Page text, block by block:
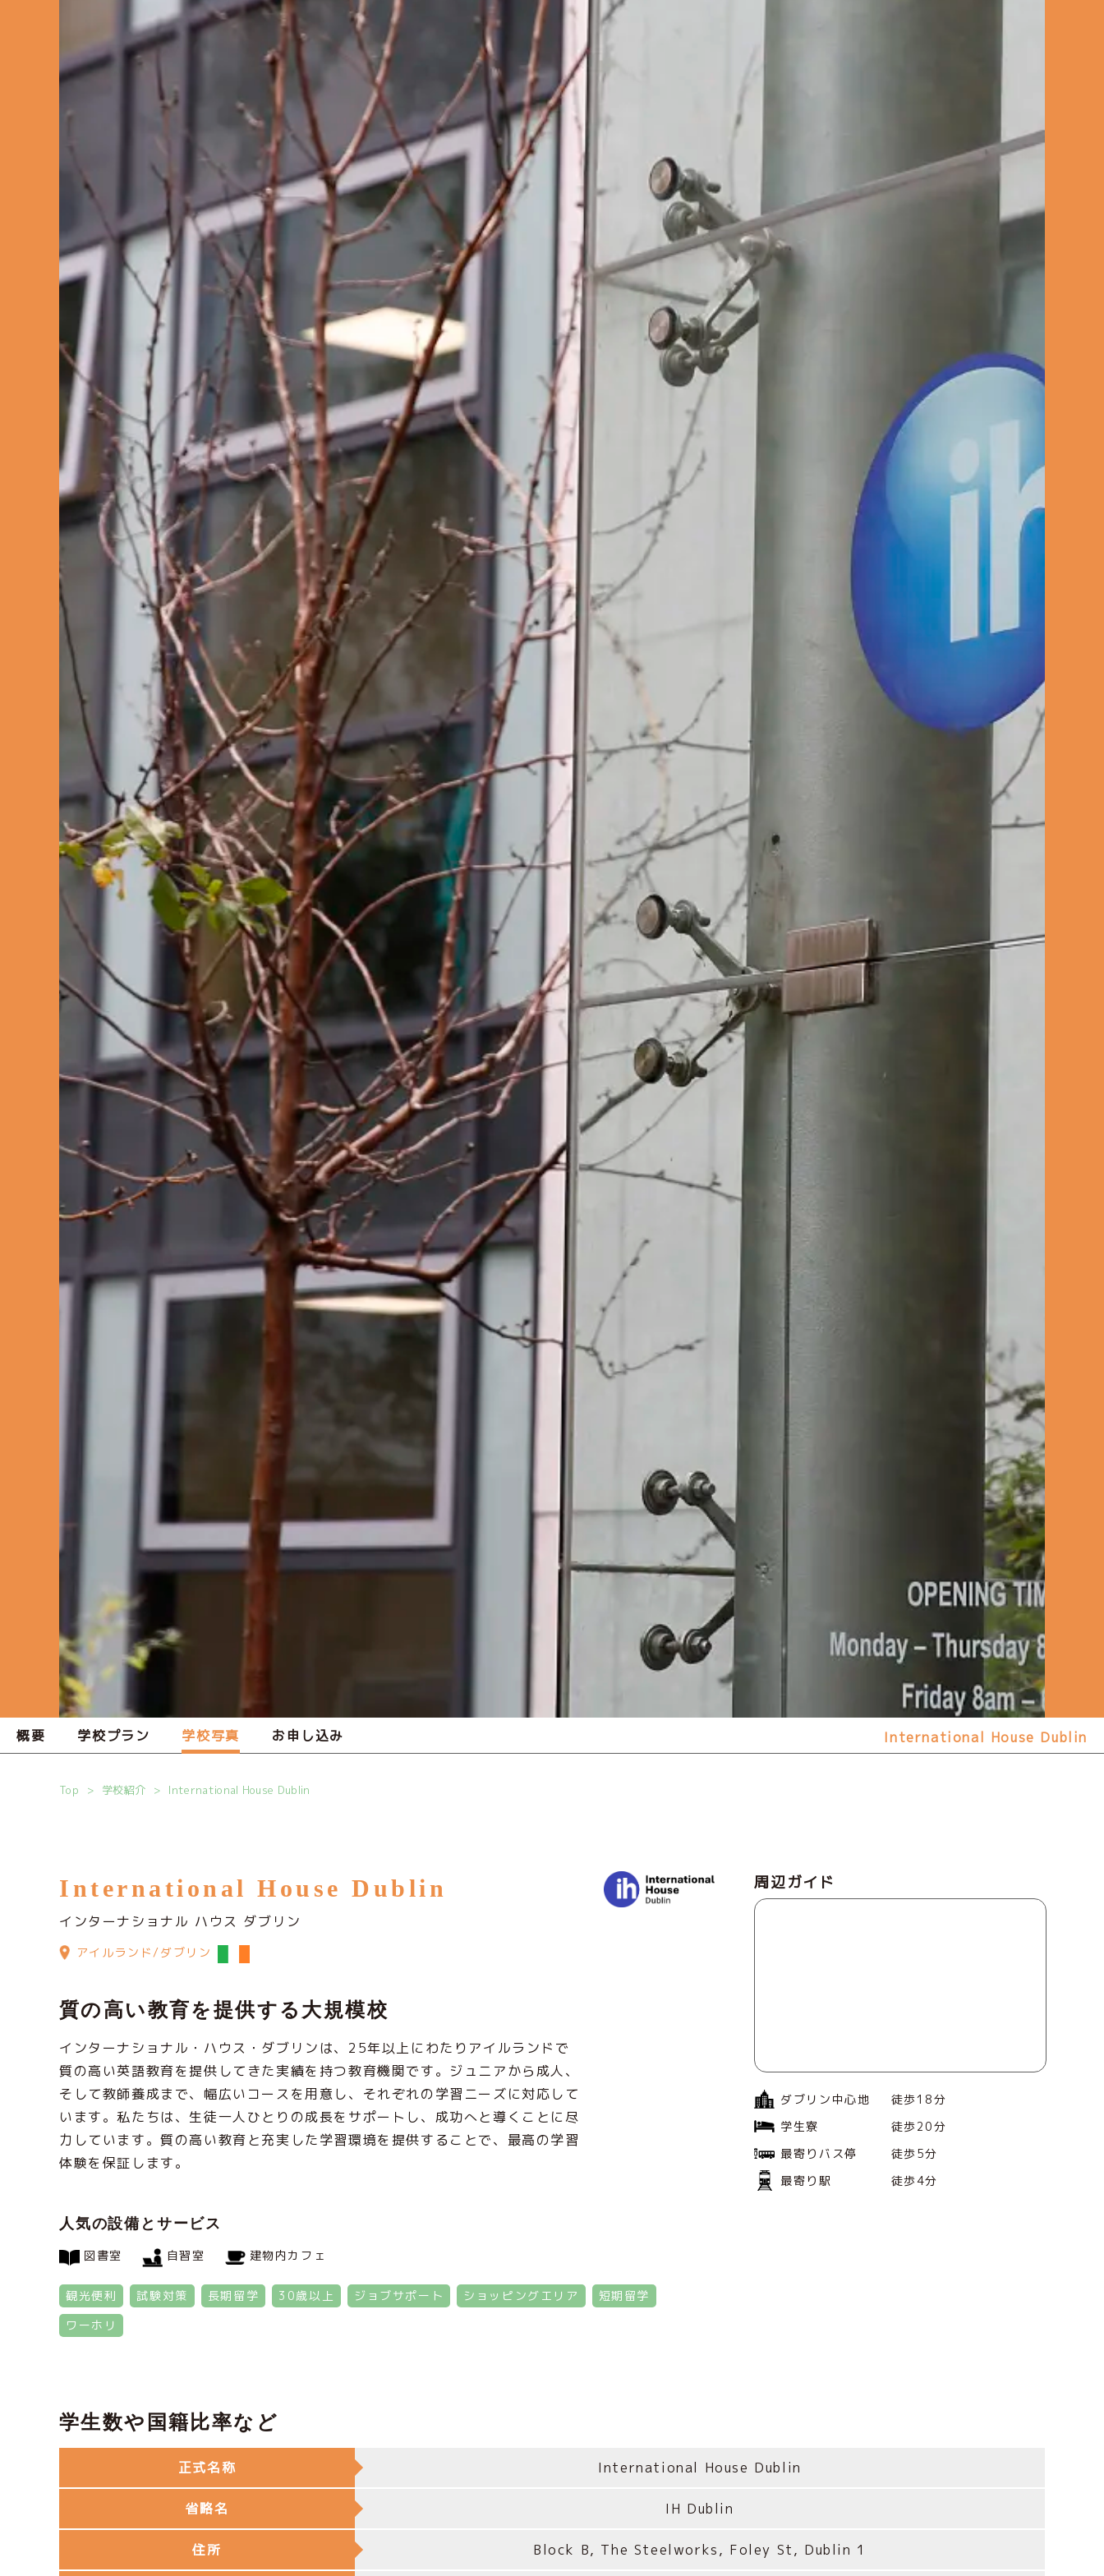
概要 学校プラン 学校写真 お申し込み International House Dublin
Top 学校紹介 International House Dublin
International House Dublin
インターナショナル ハウス ダブリン
アイルランド/ダブリン
質の高い教育を提供する大規模校
インターナショナル・ハウス・ダブリンは、25年以上にわたりアイルランドで
質の高い英語教育を提供してきた実績を持つ教育機関です。ジュニアから成人、
そして教師養成まで、幅広いコースを用意し、それぞれの学習ニーズに対応して
います。私たちは、生徒一人ひとりの成長をサポートし、成功へと導くことに尽
力しています。質の高い教育と充実した学習環境を提供することで、最高の学習
体験を保証します。
人気の設備とサービス
図書室 自習室 建物内カフェ
観光便利 試験対策 長期留学 30歳以上 ジョブサポート ショッピングエリア
短期留学
ワーホリ
周辺ガイド
ダブリン中心地
徒歩18分
学生寮
徒歩20分
最寄りバス停
徒歩5分
最寄り駅
徒歩4分
学生数や国籍比率など
正式名称 International House Dublin
省略名 IH Dublin
住所 Block B, The Steelworks, Foley St, Dublin 1